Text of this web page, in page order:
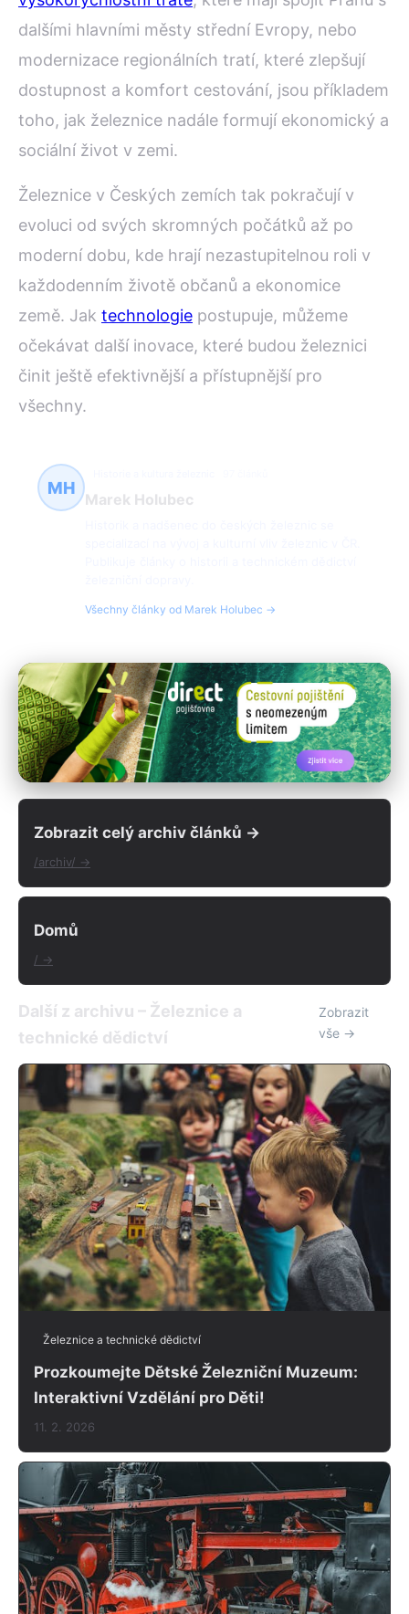
dalšími hlavními městy střední Evropy, nebo
modernizace regionálních tratí, které zlepšují
dostupnost a komfort cestování, jsou příkladem
toho, jak železnice nadále formují ekonomický a
sociální život v zemi.
Železnice v Českých zemích tak pokračují v
evoluci od svých skromných počátků až po
moderní dobu, kde hrají nezastupitelnou roli v
každodenním životě občanů a ekonomice
země. Jak technologie postupuje, můžeme
očekávat další inovace, které budou železnici
činit ještě efektivnější a přístupnější pro
všechny.
MH
Marek Holubec
Všechny články od Marek Holubec →
Zobrazit celý archiv článků →
/archiv/ →
Domů
/ →
Další z archivu – Železnice a
technické dědictví
Zobrazit
vše →
Železnice a technické dědictví
Prozkoumejte Dětské Železniční Muzeum:
Interaktivní Vzdělání pro Děti!
11. 2. 2026